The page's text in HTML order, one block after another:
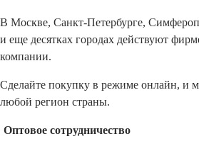
В Москве, Санкт-Петербурге,
и еще десятках городах действуют
компании.
Сделайте покупку в режиме онлайн, и
любой регион страны.
Оптовое сотрудничество